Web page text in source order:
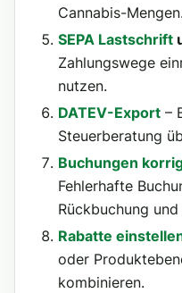
Cannabis-
SEPA Lastschrift
Zahlungswege
nutzen.
DATEV-Export –
Steuerberatung
Buchungen
Fehlerhafte
Rückbuchung
Rabatte
oder
kombinieren.